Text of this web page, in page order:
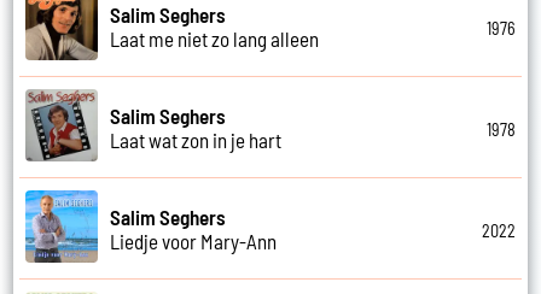
Salim Seghers
Laat me niet zo lang alleen
1976
Salim Seghers
Laat wat zon in je hart
1978
Salim Seghers
Liedje voor Mary-Ann
2022